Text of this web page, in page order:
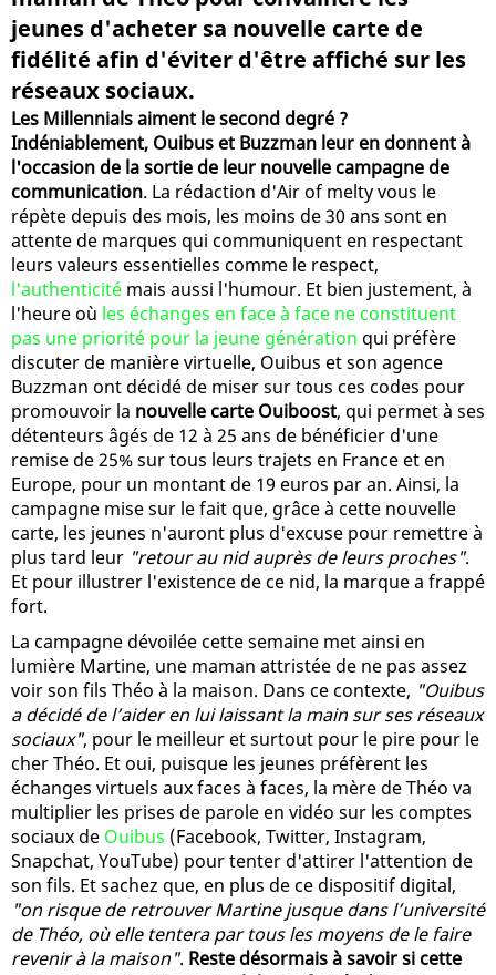
jeunes d'acheter sa nouvelle carte de
fidélité afin d'éviter d'être affiché sur les
réseaux sociaux.
Les Millennials aiment le second degré ?
Indéniablement, Ouibus et Buzzman leur en donnent à
l'occasion de la sortie de leur nouvelle campagne de
communication. La rédaction d'Air of melty vous le
répète depuis des mois, les moins de 30 ans sont en
attente de marques qui communiquent en respectant
leurs valeurs essentielles comme le respect,
l'authenticité mais aussi l'humour. Et bien justement, à
l'heure où les échanges en face à face ne constituent
pas une priorité pour la jeune génération qui préfère
discuter de manière virtuelle, Ouibus et son agence
Buzzman ont décidé de miser sur tous ces codes pour
promouvoir la nouvelle carte Ouiboost, qui permet à ses
détenteurs âgés de 12 à 25 ans de bénéficier d'une
remise de 25% sur tous leurs trajets en France et en
Europe, pour un montant de 19 euros par an. Ainsi, la
campagne mise sur le fait que, grâce à cette nouvelle
carte, les jeunes n'auront plus d'excuse pour remettre à
plus tard leur "retour au nid auprès de leurs proches".
Et pour illustrer l'existence de ce nid, la marque a frappé
fort.
La campagne dévoilée cette semaine met ainsi en
lumière Martine, une maman attristée de ne pas assez
voir son fils Théo à la maison. Dans ce contexte, "Ouibus
a décidé de l’aider en lui laissant la main sur ses réseaux
sociaux", pour le meilleur et surtout pour le pire pour le
cher Théo. Et oui, puisque les jeunes préfèrent les
échanges virtuels aux faces à faces, la mère de Théo va
multiplier les prises de parole en vidéo sur les comptes
sociaux de Ouibus (Facebook, Twitter, Instagram,
Snapchat, YouTube) pour tenter d'attirer l'attention de
son fils. Et sachez que, en plus de ce dispositif digital,
"on risque de retrouver Martine jusque dans l’université
de Théo, où elle tentera par tous les moyens de le faire
revenir à la maison". Reste désormais à savoir si cette